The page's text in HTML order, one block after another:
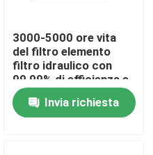
3000-5000 ore vita
del filtro elemento
filtro idraulico con
99,99% di efficienza e
supporto in fibra di
vetro Invia richiesta